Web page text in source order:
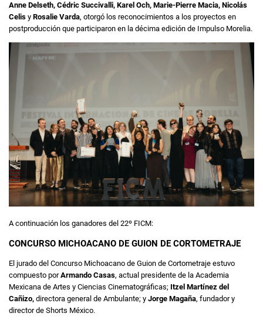
Anne Delseth, Cédric Succivalli, Karel Och, Marie-Pierre Macia, Nicolás
Celis y Rosalie Varda, otorgó los reconocimientos a los proyectos en
postproducción que participaron en la décima edición de Impulso Morelia.
A continuación los ganadores del 22º FICM:
CONCURSO MICHOACANO DE GUION DE CORTOMETRAJE
El jurado del Concurso Michoacano de Guion de Cortometraje estuvo
compuesto porArmando Casas, actual presidente de la Academia
Mexicana de Artes y Ciencias Cinematográficas; Itzel Martínez del
Cañizo, directora general de Ambulante; y Jorge Magaña, fundador y
director de Shorts México.